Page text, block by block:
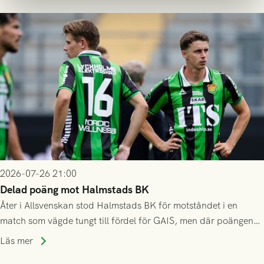
2026-07-26 21:00
Delad poäng mot Halmstads BK
Åter i Allsvenskan stod Halmstads BK för motståndet i en
match som vägde tungt till fördel för GAIS, men där poängen
delades efter dramatik på tilläggstid.
Läs mer